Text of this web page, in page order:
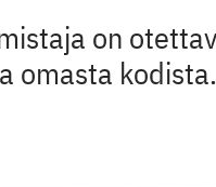
on
omasta kodista.